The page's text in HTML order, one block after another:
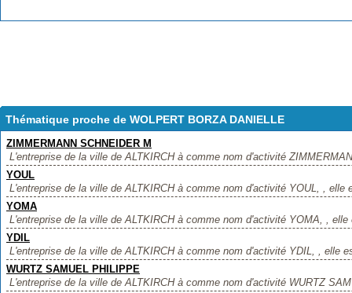
Thématique proche de WOLPERT BORZA DANIELLE
ZIMMERMANN SCHNEIDER M
L'entreprise de la ville de ALTKIRCH à comme nom d'activité
YOUL
L'entreprise de la ville de ALTKIRCH à comme nom d'activité YOUL, , elle
YOMA
L'entreprise de la ville de ALTKIRCH à comme nom d'activité YOMA, ,
YDIL
L'entreprise de la ville de ALTKIRCH à comme nom d'activité YDIL, , elle
WURTZ SAMUEL PHILIPPE
L'entreprise de la ville de ALTKIRCH à comme nom d'activité WURTZ